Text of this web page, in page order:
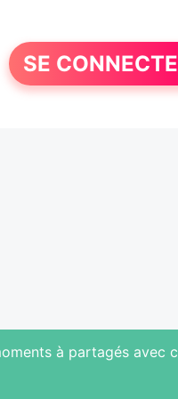
SE
à partagés avec